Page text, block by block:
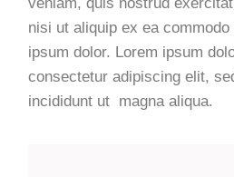
nisi ut aliquip ex ea
ipsum dolor. Lorem ipsum
consectetur adipiscing elit,
incididunt ut magna aliqua.